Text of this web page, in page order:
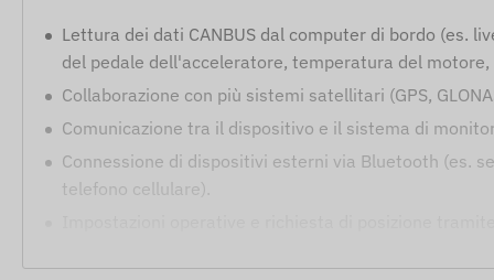
Lettura dei dati CANBUS dal computer di bordo (es.
del pedale dell'acceleratore, temperatura del motore,
Collaborazione con più sistemi satellitari (GPS,
Comunicazione tra il dispositivo e il sistema di
Connessione di dispositivi esterni via Bluetooth (es.
telefono cellulare).